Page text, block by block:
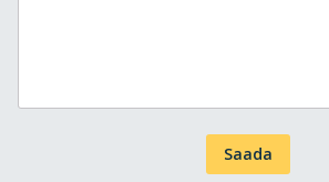
Saada